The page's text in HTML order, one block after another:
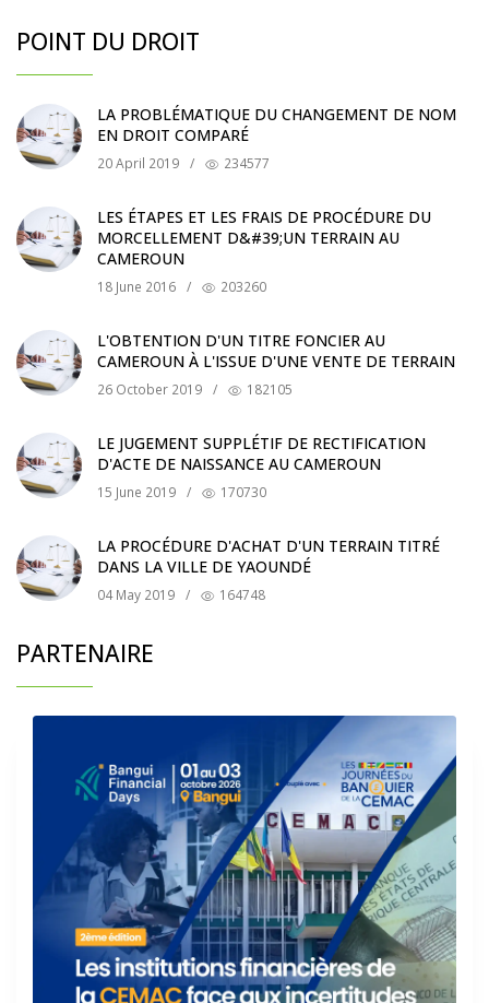
POINT DU DROIT
LA PROBLÉMATIQUE DU CHANGEMENT DE NOM
EN DROIT COMPARÉ
20 April 2019 / 234577
LES ÉTAPES ET LES FRAIS DE PROCÉDURE DU
MORCELLEMENT D&#39;UN TERRAIN AU
CAMEROUN
18 June 2016 / 203260
L'OBTENTION D'UN TITRE FONCIER AU
CAMEROUN À L'ISSUE D'UNE VENTE DE TERRAIN
26 October 2019 / 182105
LE JUGEMENT SUPPLÉTIF DE RECTIFICATION
D'ACTE DE NAISSANCE AU CAMEROUN
15 June 2019 / 170730
LA PROCÉDURE D'ACHAT D'UN TERRAIN TITRÉ
DANS LA VILLE DE YAOUNDÉ
04 May 2019 / 164748
PARTENAIRE